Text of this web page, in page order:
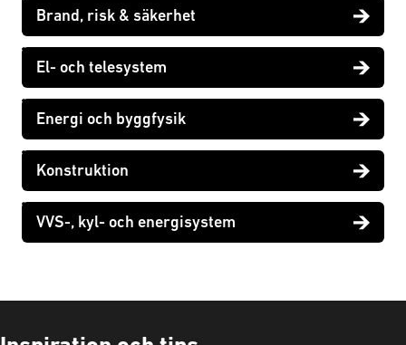
Brand, risk & säkerhet
El- och telesystem
Energi och byggfysik
Konstruktion
VVS-, kyl- och energisystem